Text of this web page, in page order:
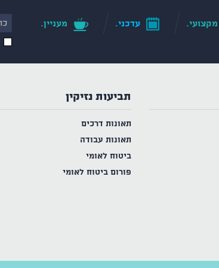
מקצועי. עדכני. מעניין.
תביעות נזיקין
תאונות דרכים
תאונות עבודה
ביטוח לאומי
פורום ביטוח לאומי